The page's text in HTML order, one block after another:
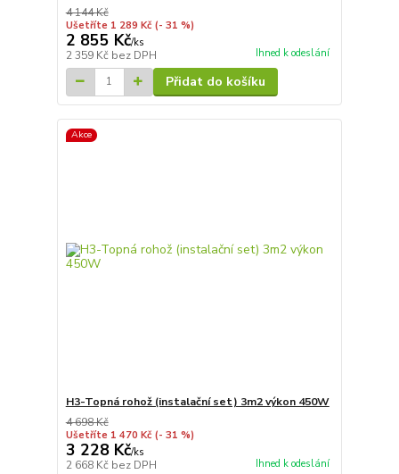
4 144 Kč
Ušetříte 1 289 Kč (- 31 %)
2 855 Kč/ks
2 359 Kč bez DPH Ihned k odeslání
Přidat do košíku
Akce
H3-Topná rohož (instalační set) 3m2 výkon 450W
4 698 Kč
Ušetříte 1 470 Kč (- 31 %)
3 228 Kč/ks
2 668 Kč bez DPH Ihned k odeslání